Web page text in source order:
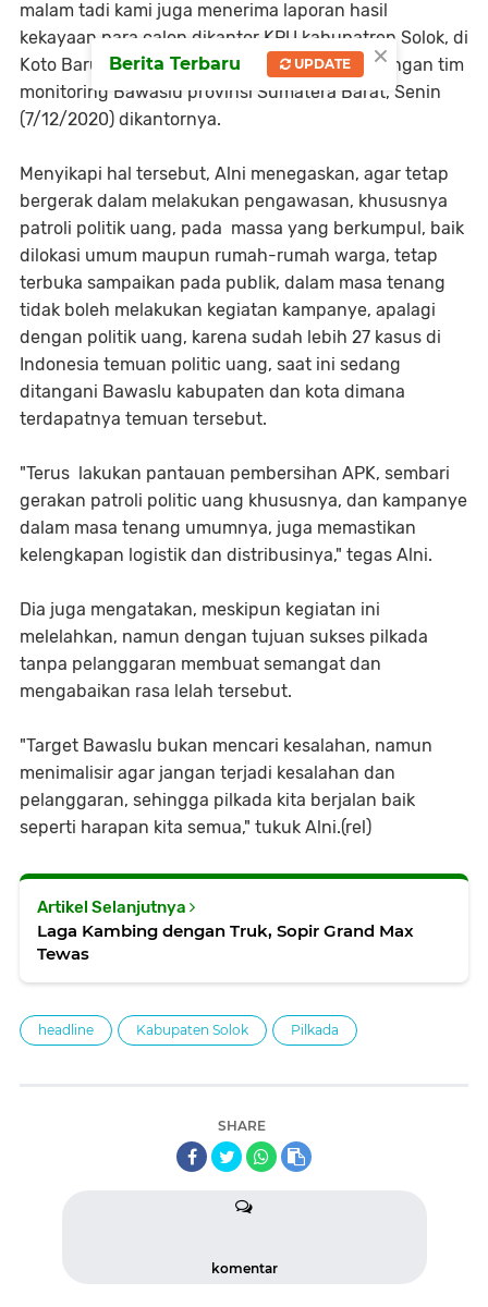
malam tadi kami juga menerima laporan hasil
kekayaan para calon dikantor KPU kabupatren Solok, di
Koto Baru," terang Mara Prandes pada Rombongan tim
monitoring Bawaslu provinsi Sumatera Barat, Senin
(7/12/2020) dikantornya.
Menyikapi hal tersebut, Alni menegaskan, agar tetap
bergerak dalam melakukan pengawasan, khususnya
patroli politik uang, pada massa yang berkumpul, baik
dilokasi umum maupun rumah-rumah warga, tetap
terbuka sampaikan pada publik, dalam masa tenang
tidak boleh melakukan kegiatan kampanye, apalagi
dengan politik uang, karena sudah lebih 27 kasus di
Indonesia temuan politic uang, saat ini sedang
ditangani Bawaslu kabupaten dan kota dimana
terdapatnya temuan tersebut.
"Terus lakukan pantauan pembersihan APK, sembari
gerakan patroli politic uang khususnya, dan kampanye
dalam masa tenang umumnya, juga memastikan
kelengkapan logistik dan distribusinya," tegas Alni.
Dia juga mengatakan, meskipun kegiatan ini
melelahkan, namun dengan tujuan sukses pilkada
tanpa pelanggaran membuat semangat dan
mengabaikan rasa lelah tersebut.
"Target Bawaslu bukan mencari kesalahan, namun
menimalisir agar jangan terjadi kesalahan dan
pelanggaran, sehingga pilkada kita berjalan baik
seperti harapan kita semua," tukuk Alni.(rel)
Artikel Selanjutnya
Laga Kambing dengan Truk, Sopir Grand Max
Tewas
headline Kabupaten Solok Pilkada
SHARE
komentar
×
Berita Terbaru UPDATE